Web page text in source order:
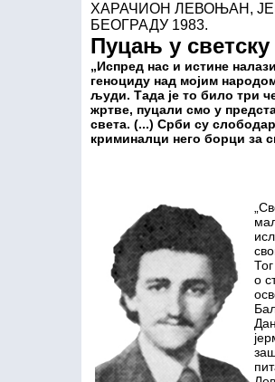
ХАРАЧИОН ЛЕВОЊАН,
БЕОГРАДУ 1983.
Пуцањ у светску
„Испред нас и истине
геноциду над мојим
људи. Тада је то било три
жртве, пуцали смо у
света. (...) Срби су
криминалци него борци за
о